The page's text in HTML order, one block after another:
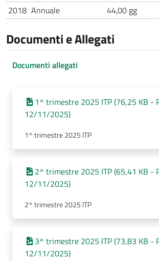
2018 Annuale 44,00 gg
Documenti e Allegati
Documenti allegati
1^ trimestre 2025 ITP (76,25 KB -
12/11/2025)
1^ trimestre 2025 ITP
2^ trimestre 2025 ITP (65,41 KB -
12/11/2025)
2^ trimestre 2025 ITP
3^ trimestre 2025 ITP (73,83 KB -
12/11/2025)